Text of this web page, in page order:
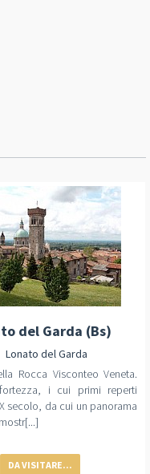
del Garda (Bs)
Lonato del Garda
Rocca Visconteo Veneta.
i cui primi reperti
secolo, da cui un panorama
DA VISITARE...